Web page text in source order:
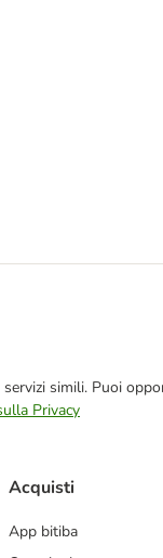
simili. Puoi
Privacy
Acquisti
App bitiba